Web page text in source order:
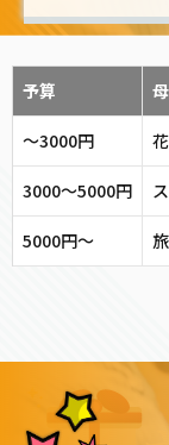
予算
〜3000円
3000〜5000円
5000円〜